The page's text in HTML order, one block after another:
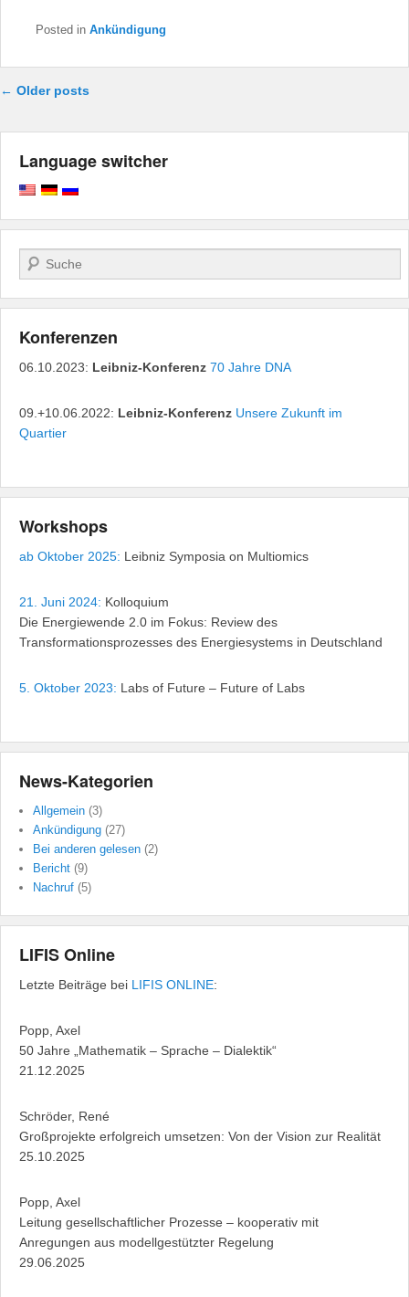
Posted in Ankündigung
Post navigation
← Older posts
Language switcher
Search
Konferenzen
06.10.2023: Leibniz-Konferenz 70 Jahre DNA
09.+10.06.2022: Leibniz-Konferenz Unsere Zukunft im
Quartier
Workshops
ab Oktober 2025: Leibniz Symposia on Multiomics
21. Juni 2024: Kolloquium
Die Energiewende 2.0 im Fokus: Review des
Transformationsprozesses des Energiesystems in Deutschland
5. Oktober 2023: Labs of Future – Future of Labs
News-Kategorien
Allgemein (3)
Ankündigung (27)
Bei anderen gelesen (2)
Bericht (9)
Nachruf (5)
LIFIS Online
Letzte Beiträge bei LIFIS ONLINE:
Popp, Axel
50 Jahre „Mathematik – Sprache – Dialektik“
21.12.2025
Schröder, René
Großprojekte erfolgreich umsetzen: Von der Vision zur Realität
25.10.2025
Popp, Axel
Leitung gesellschaftlicher Prozesse – kooperativ mit
Anregungen aus modellgestützter Regelung
29.06.2025